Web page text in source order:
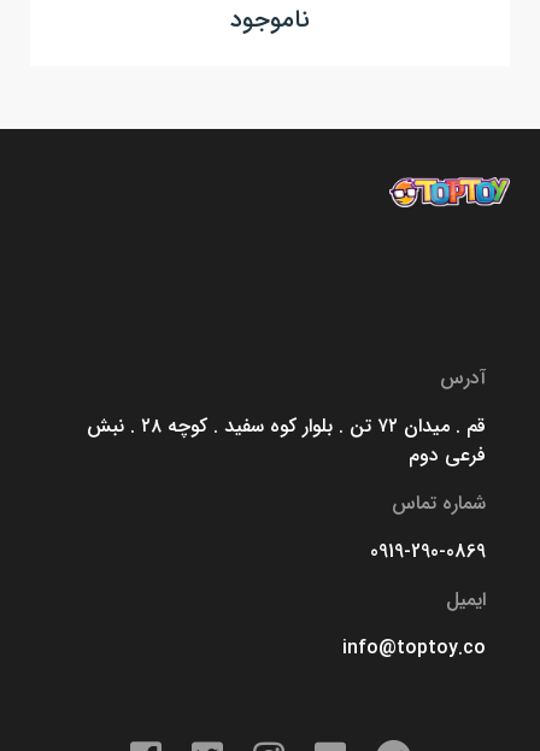
ناموجود
آدرس
قم . میدان ۷۲ تن . بلوار کوه سفید . کوچه ۲۸ . نبش
فرعی دوم
شماره تماس
0919-290-0869
ایمیل
info@toptoy.co